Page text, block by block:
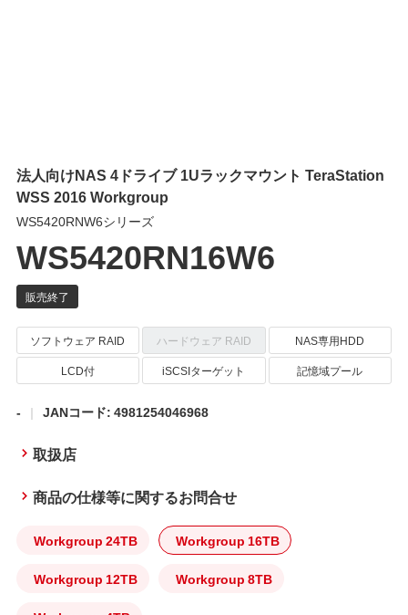
法人向けNAS 4ドライブ 1Uラックマウント TeraStation
WSS 2016 Workgroup
WS5420RNW6シリーズ
WS5420RN16W6
ソフトウェア RAID ハードウェア RAID
NAS専用HDD
LCD付
iSCSIターゲット 記憶域プール
- JANコード: 4981254046968
取扱店
商品の仕様等に関するお問合せ
Workgroup 24TB Workgroup 16TB
Workgroup 12TB Workgroup 8TB